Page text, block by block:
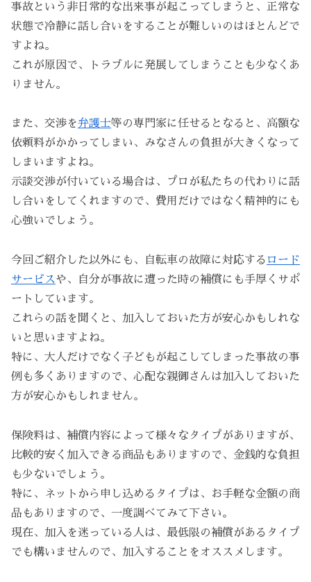
事故という非日常的な出来事が起こってしまうと、正常な
状態で冷静に話し合いをすることが難しいのはほとんどで
すよね。
これが原因で、トラブルに発展してしまうことも少なくあ
りません。
また、交渉を弁護士等の専門家に任せるとなると、高額な
依頼料がかかってしまい、みなさんの負担が大きくなって
しまいますよね。
示談交渉が付いている場合は、プロが私たちの代わりに話
し合いをしてくれますので、費用だけではなく精神的にも
心強いでしょう。
今回ご紹介した以外にも、自転車の故障に対応する ロード
サービスや、自分が事故に遭った時の補償にも手厚くサポ
ートしています。
これらの話を聞くと、加入しておいた方が安心かもしれな
いと思いますよね。
特に、大人だけでなく子どもが起こしてしまった事故の事
例も多くありますので、心配な親御さんは加入しておいた
方が安心かもしれません。
保険料は、補償内容によって様々なタイプがありますが、
比較的安く加入できる商品もありますので、金銭的な負担
も少ないでしょう。
特に、ネットから申し込めるタイプは、お手軽な金額の商
品もありますので、一度調べてみて下さい。
現在、加入を迷っている人は、最低限の補償があるタイプ
でも構いませんので、加入することをオススメします。